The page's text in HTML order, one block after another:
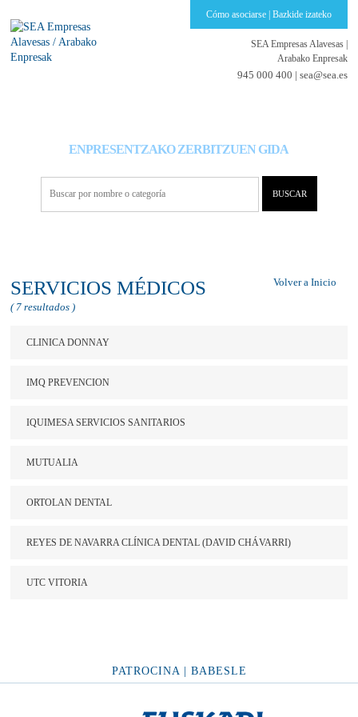
Cómo asociarse | Bazkide izateko
SEA Empresas Alavesas
Arabako Enpresak
945 000 400 | sea@sea.es
ENPRESENTZAKO ZERBITZUEN GIDA
Volver a Inicio
SERVICIOS MÉDICOS
( 7 resultados )
CLINICA DONNAY
IMQ PREVENCION
IQUIMESA SERVICIOS SANITARIOS
MUTUALIA
ORTOLAN DENTAL
REYES DE NAVARRA CLÍNICA DENTAL (DAVID CHÁVARRI)
UTC VITORIA
PATROCINA | BABESLE